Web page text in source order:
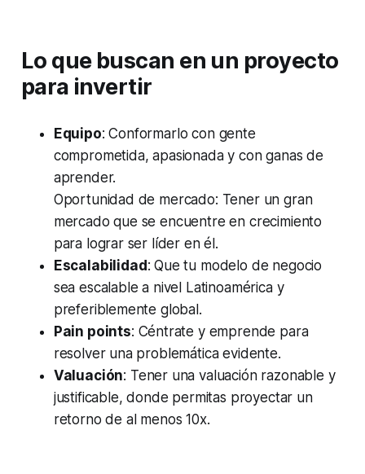
Lo que buscan en un proyecto
para invertir
Equipo: Conformarlo con gente
comprometida, apasionada y con ganas de
aprender.
Oportunidad de mercado: Tener un gran
mercado que se encuentre en crecimiento
para lograr ser líder en él.
Escalabilidad: Que tu modelo de negocio
sea escalable a nivel Latinoamérica y
preferiblemente global.
Pain points: Céntrate y emprende para
resolver una problemática evidente.
Valuación: Tener una valuación razonable y
justificable, donde permitas proyectar un
retorno de al menos 10x.